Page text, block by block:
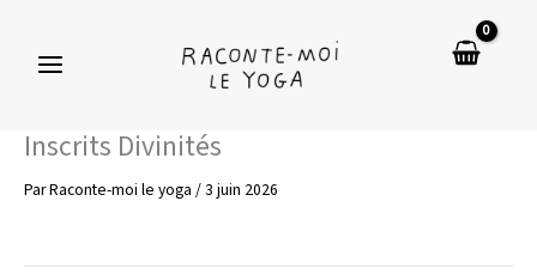
contenu
Inscrits Divinités
ParRaconte-moi le yoga /3 juin 2026